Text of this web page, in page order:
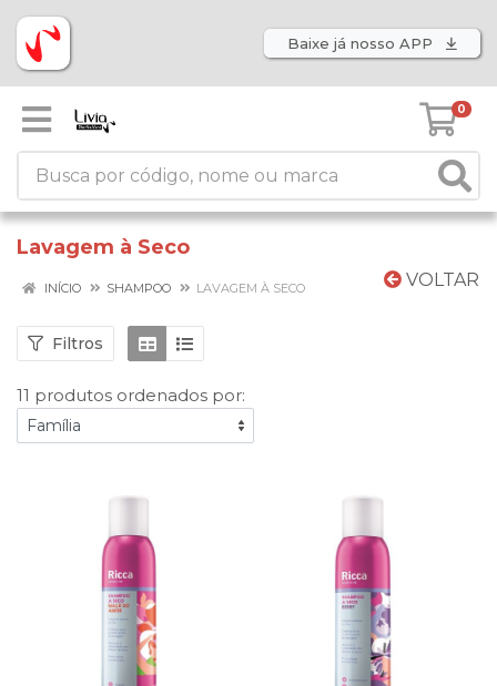
Baixe já nosso APP
0
Lavagem à Seco
VOLTAR
INÍCIO SHAMPOO LAVAGEM À SECO
Filtros
11 produtos ordenados por: